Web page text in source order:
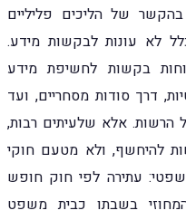
בהקשר של הליכים פליליים
לא עונות לבקשות מידע.
בקשות לחשיפת מידע
דרך סודות מסחריים, ועד
הרשות. אלא שלעיתים רבות,
להיחשף, ולא מטעם חוקי
עתירה לפי חוק חופש
בשבתו כבית משפט